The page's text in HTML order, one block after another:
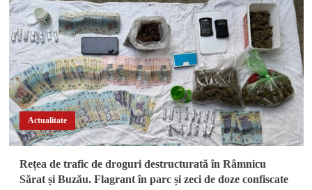
buzoiană.
A
trecut
în
neființă
Radu
Gheorghe,
fost
primar
la
Râmnicu
și
la
Actualitate
Rețea de trafic de droguri destructurată în Râmnicu
Sărat și Buzău. Flagrant în parc și zeci de doze confiscate